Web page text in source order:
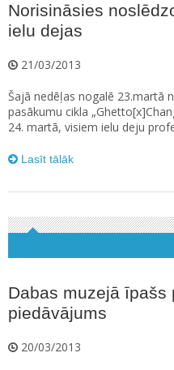
Norisināsies
ielu dejas
21/03/2013
Šajā nedēļas nogalē 23.martā
pasākumu cikla
24. martā, visiem ielu deju
Lasīt tālāk
Dabas muzejā īpašs
piedāvājums
20/03/2013